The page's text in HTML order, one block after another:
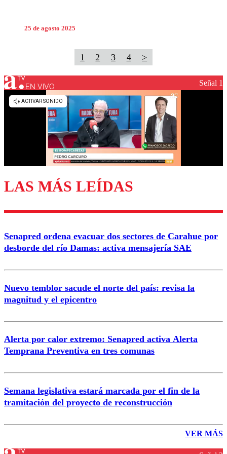
25 de agosto 2025
1 2 3 4 >
EN VIVO Señal 1
LAS MÁS LEÍDAS
Senapred ordena evacuar dos sectores de Carahue por
desborde del río Damas: activa mensajería SAE
Nuevo temblor sacude el norte del país: revisa la
magnitud y el epicentro
Alerta por calor extremo: Senapred activa Alerta
Temprana Preventiva en tres comunas
Semana legislativa estará marcada por el fin de la
tramitación del proyecto de reconstrucción
VER MÁS